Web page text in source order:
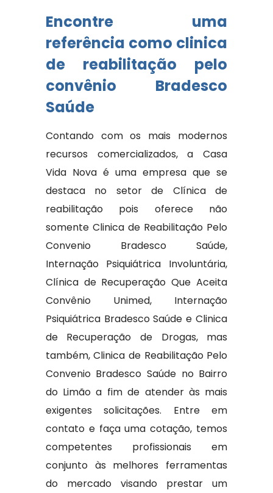
Encontre uma
referência como clinica
de reabilitação pelo
convênio Bradesco
Saúde
Contando com os mais modernos
recursos comercializados, a Casa
Vida Nova é uma empresa que se
destaca no setor de Clínica de
reabilitação pois oferece não
somente Clinica de Reabilitação Pelo
Convenio Bradesco Saúde,
Internação Psiquiátrica Involuntária,
Clínica de Recuperação Que Aceita
Convênio Unimed, Internação
Psiquiátrica Bradesco Saúde e Clinica
de Recuperação de Drogas, mas
também, Clinica de Reabilitação Pelo
Convenio Bradesco Saúde no Bairro
do Limão a fim de atender às mais
exigentes solicitações. Entre em
contato e faça uma cotação, temos
competentes profissionais em
conjunto às melhores ferramentas
do mercado visando prestar um